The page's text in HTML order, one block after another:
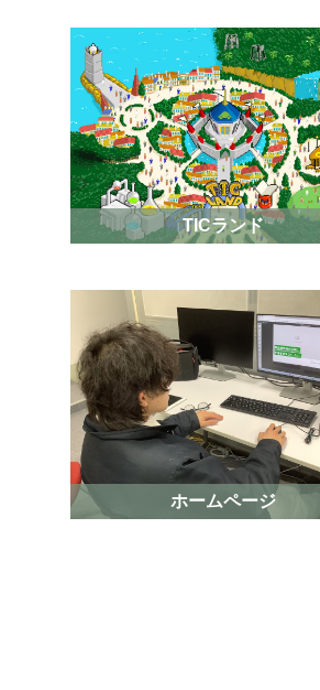
TICランド
ホームページ